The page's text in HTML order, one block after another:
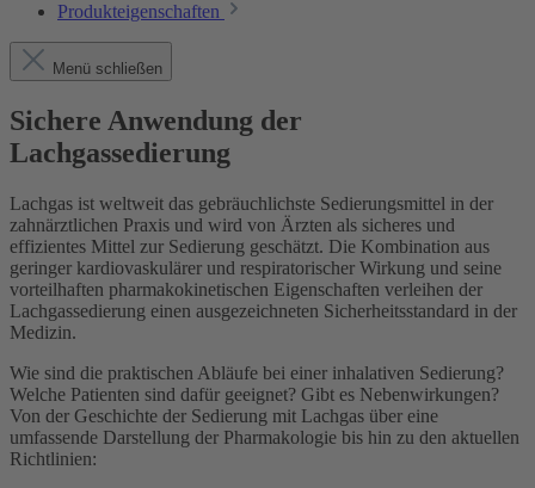
Produkteigenschaften
Menü schließen
Sichere Anwendung der
Lachgassedierung
Lachgas ist weltweit das gebräuchlichste Sedierungsmittel in der
zahnärztlichen Praxis und wird von Ärzten als sicheres und
effizientes Mittel zur Sedierung geschätzt. Die Kombination aus
geringer kardiovaskulärer und respiratorischer Wirkung und seine
vorteilhaften pharmakokinetischen Eigenschaften verleihen der
Lachgassedierung einen ausgezeichneten Sicherheitsstandard in der
Medizin.
Wie sind die praktischen Abläufe bei einer inhalativen Sedierung?
Welche Patienten sind dafür geeignet? Gibt es Nebenwirkungen?
Von der Geschichte der Sedierung mit Lachgas über eine
umfassende Darstellung der Pharmakologie bis hin zu den aktuellen
Richtlinien: